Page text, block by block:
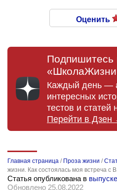
Оценить
Подпишитесь
Каждый день —
интересных
тестов и
Перейти в Дзен
Главная страница / Проза жизни /
жизни. Как состоялась моя встреча с
Статья опубликована в
Обновлено 25.08.2022